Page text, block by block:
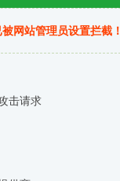
网站管理员设置拦截！
击请求